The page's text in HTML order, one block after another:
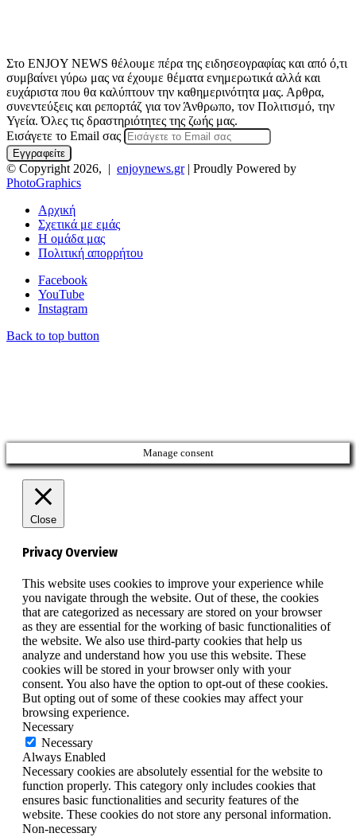
Στο ENJOY NEWS θέλουμε πέρα της ειδησεογραφίας και από ό,τι
συμβαίνει γύρω μας να έχουμε θέματα ενημερωτικά αλλά και
ευχάριστα που θα καλύπτουν την καθημερινότητα μας. Αρθρα,
συνεντεύξεις και ρεπορτάζ για τον Άνθρωπο, τον Πολιτισμό, την
Υγεία. Όλες τις δραστηριότητες της ζωής μας.
Εισάγετε το Email σας
© Copyright 2026, | enjoynews.gr| Proudly Powered by
PhotoGraphics
Αρχική
Σχετικά με εμάς
Η ομάδα μας
Πολιτική απορρήτου
Facebook
YouTube
Instagram
Back to top button
Manage consent
Close
Privacy Overview
This website uses cookies to improve your experience while
you navigate through the website. Out of these, the cookies
that are categorized as necessary are stored on your browser
as they are essential for the working of basic functionalities of
the website. We also use third-party cookies that help us
analyze and understand how you use this website. These
cookies will be stored in your browser only with your
consent. You also have the option to opt-out of these cookies.
But opting out of some of these cookies may affect your
browsing experience.
Necessary
Necessary
Always Enabled
Necessary cookies are absolutely essential for the website to
function properly. This category only includes cookies that
ensures basic functionalities and security features of the
website. These cookies do not store any personal information.
Non-necessary